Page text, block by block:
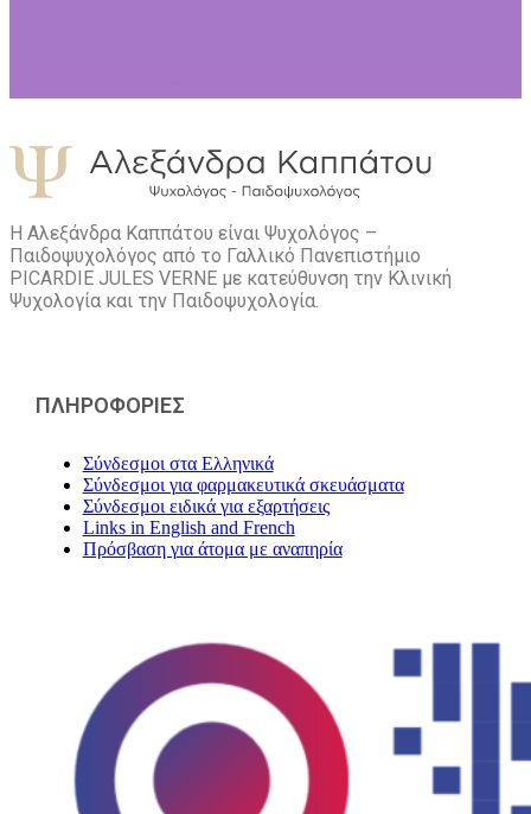
Η Αλεξάνδρα Καππάτου είναι Ψυχολόγος –
Παιδοψυχολόγος από το Γαλλικό Πανεπιστήμιο
PICARDIE JULES VERNE με κατεύθυνση την Kλινική
Ψυχολογία και την Παιδοψυχολογία.
ΠΛΗΡΟΦΟΡΙΕΣ
Σύνδεσμοι στα Ελληνικά
Σύνδεσμοι για φαρμακευτικά σκευάσματα
Σύνδεσμοι ειδικά για εξαρτήσεις
Links in English and French
Πρόσβαση για άτομα με αναπηρία